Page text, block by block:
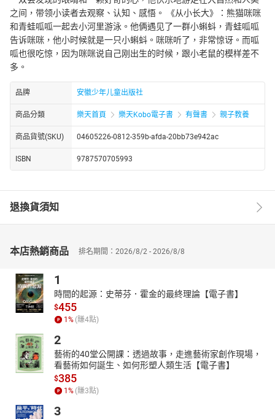
之间，带领小读者去观察、认知、感悟。 《从小长大》：熊猫咪咪
和青蛙呱呱一起去小河里游泳。他俩遇见了一群小蝌蚪，青蛙呱呱
告诉咪咪，他小时候就是一只小蝌蚪。咪咪听了，非常惊讶。而呱
呱也很吃惊，因为咪咪说自己刚出生的时候，跟小老鼠的模样差不
多。
品牌 安徽少年儿童出版社
商品分類 樂天首頁 樂天Kobo電子書 有聲書 親子教養
商品貨號(SKU) 04605226-0812-359b-afda-20bb73e942ac
ISBN 9787570705993
退換貨須知
本店熱銷商品 排名期間：2026/8/2 - 2026/8/8
1
時間的起源：史蒂芬．霍金的最終理論【電子書】
$455
1% (賺4點)
2
藝術的40堂公開課：透過故事，走進藝術家創作現場，
看藝術如何誕生、如何形塑人類生活【電子書】
$385
1% (賺3點)
3